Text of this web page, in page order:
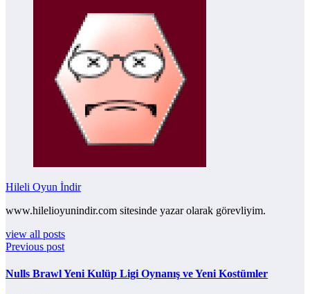
Hileli Oyun İndir
www.hilelioyunindir.com sitesinde yazar olarak görevliyim.
view all posts
Previous post
Nulls Brawl Yeni Kulüp Ligi Oynanış ve Yeni Kostümler